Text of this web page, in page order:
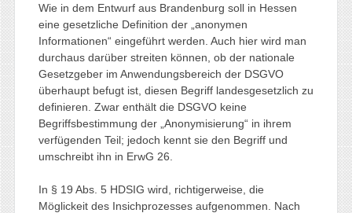
Wie in dem Entwurf aus Brandenburg soll in Hessen
eine gesetzliche Definition der „anonymen
Informationen“ eingeführt werden. Auch hier wird man
durchaus darüber streiten können, ob der nationale
Gesetzgeber im Anwendungsbereich der DSGVO
überhaupt befugt ist, diesen Begriff landesgesetzlich zu
definieren. Zwar enthält die DSGVO keine
Begriffsbestimmung der „Anonymisierung“ in ihrem
verfügenden Teil; jedoch kennt sie den Begriff und
umschreibt ihn in ErwG 26.
In § 19 Abs. 5 HDSIG wird, richtigerweise, die
Möglickeit des Insichprozesses aufgenommen. Nach